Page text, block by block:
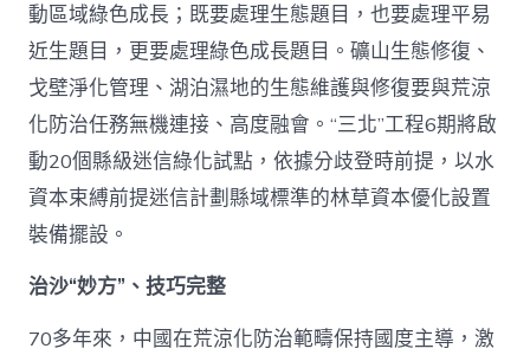
動區域綠色成長；既要處理生態題目，也要處理平易
近生題目，更要處理綠色成長題目。礦山生態修復、
戈壁淨化管理、湖泊濕地的生態維護與修復要與荒涼
化防治任務無機連接、高度融會。“三北”工程6期將啟
動20個縣級迷信綠化試點，依據分歧登時前提，以水
資本束縛前提迷信計劃縣域標準的林草資本優化設置
裝備擺設。
治沙“妙方”、技巧完整
70多年來，中國在荒涼化防治範疇保持國度主導，激